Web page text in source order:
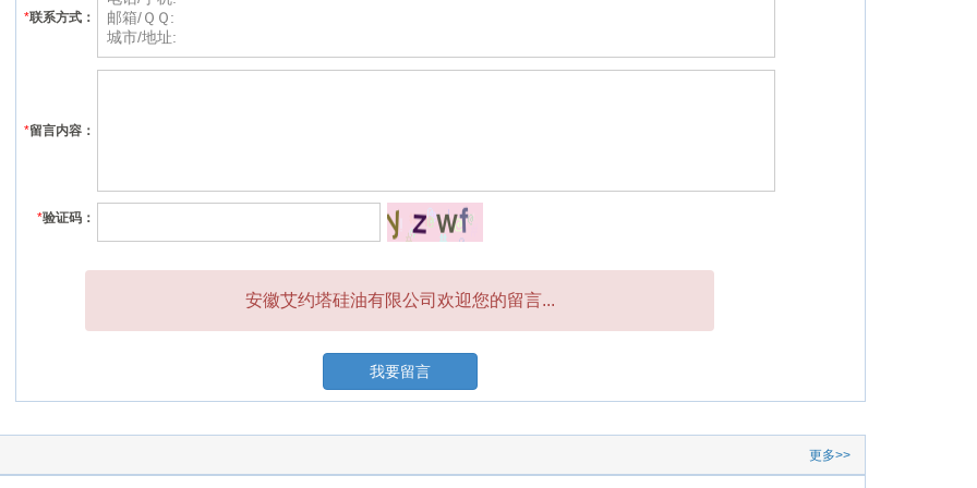
*联系方式：
*留言内容：
*验证码：
安徽艾约塔硅油有限公司欢迎您的留言...
我要留言
更多>>